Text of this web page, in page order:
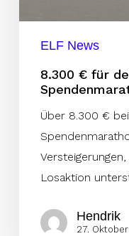
nimmt
ELF News
8.300 € für
Über 8.300 €
Losaktion
Hendrik
27.